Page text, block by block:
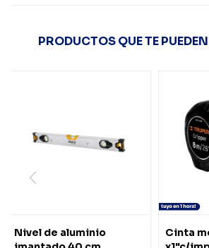
PRODUCTOS QUE TE
Nivel de aluminio
Cinta